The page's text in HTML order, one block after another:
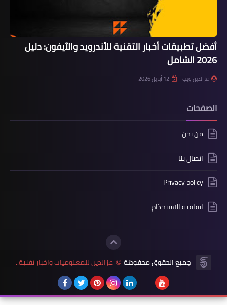
أفضل تطبيقات أخبار التقنية للأندرويد والآيفون: دليل
2026 الشامل
عزالدين ويب 12 أبريل 2026
الصفحات
من نحن
اتصال بنا
Privacy policy
اتفاقية الاستخذام
جميع الحقوق محفوظة © عزالدين للمعلوميات واخبار تقنية..